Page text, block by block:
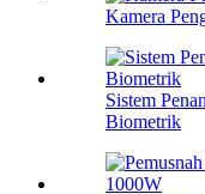
Kamera
Sistem
Biometrik